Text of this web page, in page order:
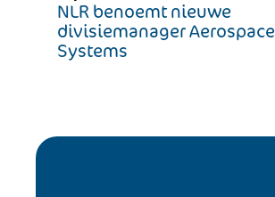
NLR benoemt nieuwe
divisiemanager Aerospace
Systems